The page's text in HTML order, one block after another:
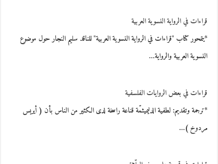
قراءات في الرواية النسوية العربية
*يتمحور كتاب "قراءات في الرواية النسوية العربية" للناقد سليم النجار حول موضوع
النسوية العربية والرواية…
قراءات في بعض الروايات الفلسفية
*ترجمة وتقديم: لطفية الدليميثمّة قناعة راسخة لدى الكثير من الناس بأن ( أيريس
مردوخ )…